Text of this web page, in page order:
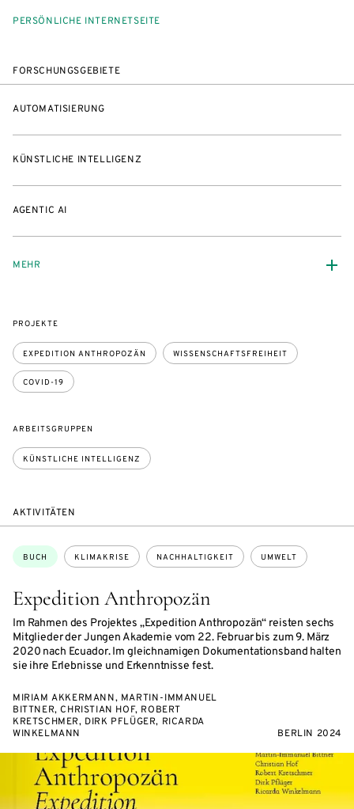
PERSÖNLICHE INTERNETSEITE
FORSCHUNGSGEBIETE
AUTOMATISIERUNG
KÜNSTLICHE INTELLIGENZ
AGENTIC AI
MEHR
PROJEKTE
EXPEDITION ANTHROPOZÄN WISSENSCHAFTSFREIHEIT
COVID-19
ARBEITSGRUPPEN
KÜNSTLICHE INTELLIGENZ
AKTIVITÄTEN
Expedition Anthropozän
Im Rahmen des Projektes „Expedition Anthropozän“ reisten sechs
Mitglieder der Jungen Akademie vom 22. Februar bis zum 9. März
2020 nach Ecuador. Im gleichnamigen Dokumentationsband halten
sie ihre Erlebnisse und Erkenntnisse fest.
Themen:
BUCH KLIMAKRISE NACHHALTIGKEIT UMWELT
MIRIAM AKKERMANN, MARTIN-IMMANUEL
BITTNER, CHRISTIAN HOF, ROBERT
KRETSCHMER, DIRK PFLÜGER, RICARDA
WINKELMANN
BERLIN 2024